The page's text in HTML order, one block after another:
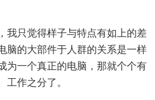
只觉得样子与特点有如上的差
脑的大部件于人群的关系是一样
为一个真正的电脑，那就个个有
工作之分了。